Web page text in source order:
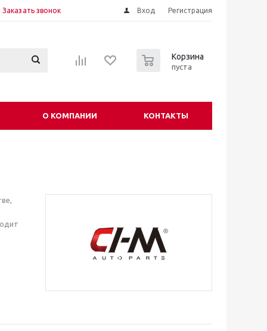
Заказать звонок Вход Регистрация
Корзина
пуста
О КОМПАНИИ КОНТАКТЫ